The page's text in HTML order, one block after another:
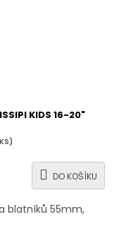
KIDS 16-20"
DO KOŠÍKU
blatníků 55mm,